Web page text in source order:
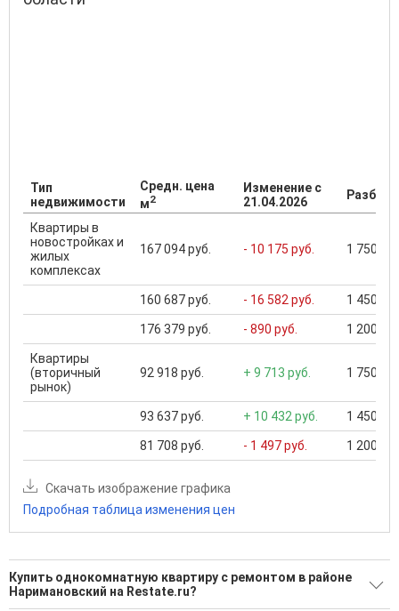
Тип
недвижимости
Средн. цена
м2
Изменение с
21.04.2026
Квартиры в
новостройках и
жилых
комплексах
167 094 руб. - 10 175 руб. 1 750
160 687 руб. - 16 582 руб. 1 450
176 379 руб. - 890 руб. 1 200
Квартиры
(вторичный
рынок)
92 918 руб. + 9 713 руб. 1 750
93 637 руб. + 10 432 руб. 1 450
81 708 руб. - 1 497 руб. 1 200
Скачать изображение графика
Подробная таблица изменения цен
Купить однокомнатную квартиру с ремонтом в районе
Наримановский на Restate.ru?